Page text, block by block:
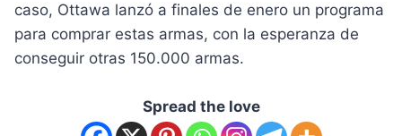
caso, Ottawa lanzó a finales de enero un programa
para comprar estas armas, con la esperanza de
conseguir otras 150.000 armas.
Spread the love